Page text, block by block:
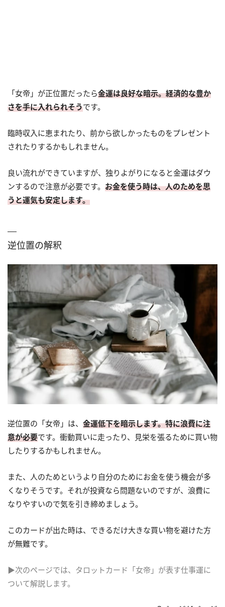
「女帝」が正位置だったら金運は良好な暗示。経済的な豊か
さを手に入れられそうです。
臨時収入に恵まれたり、前から欲しかったものをプレゼント
されたりするかもしれません。
良い流れができていますが、独りよがりになると金運はダウ
ンするので注意が必要です。 お金を使う時は、人のためを思
うと運気も安定します。
逆位置の解釈
逆位置の「女帝」は、 金運低下を暗示します。特に浪費に注
意が必要です。衝動買いに走ったり、見栄を張るために買い物
したりするかもしれません。
また、人のためというより自分のためにお金を使う機会が多
くなりそうです。それが投資なら問題ないのですが、浪費に
なりやすいので気を引き締めましょう。
このカードが出た時は、できるだけ大きな買い物を避けた方
が無難です。
▶次のページでは、タロットカード「女帝」が表す仕事運に
ついて解説します。